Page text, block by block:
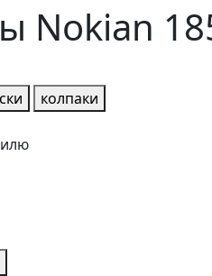
Nokian
колпаки